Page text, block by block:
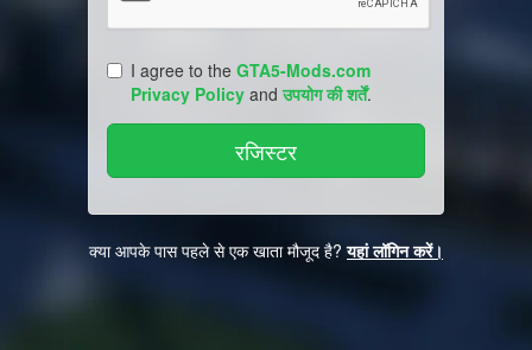
I agree to the GTA5-Mods.com
Privacy Policy andउपयोग की शर्तें.
क्या आपके पास पहले से एक खाता मौजूद है?यहां लॉगिन करें।